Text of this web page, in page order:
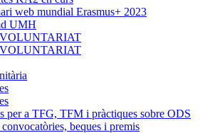
web mundial Erasmus+ 2023
UMH
per a TFG, TFM i pràctiques sobre ODS
beques i premis